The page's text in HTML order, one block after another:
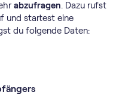
abzufragen. Dazu rufst
und startest eine
du folgende Daten: